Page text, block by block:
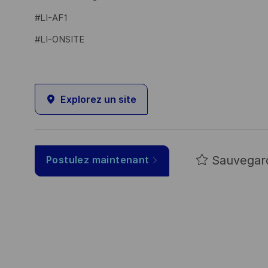
#LI-AF1
#LI-ONSITE
Explorez un site
Postulez maintenant